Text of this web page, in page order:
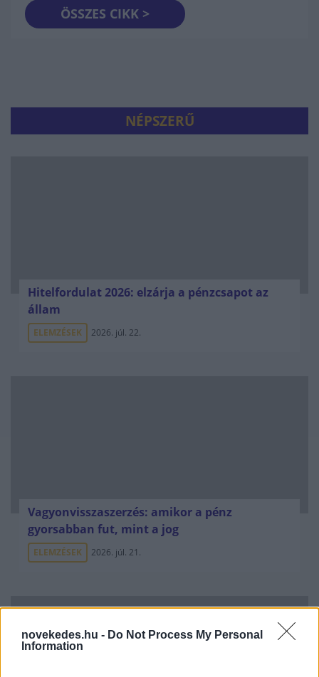
novekedes.hu - Do Not Process My Personal
Information
ÖSSZES CIKK >
NÉPSZERŰ
Hitelfordulat 2026: elzárja a pénzcsapot az
állam
ELEMZÉSEK 2026. júl. 22.
Vagyonvisszaszerzés: amikor a pénz
gyorsabban fut, mint a jog
ELEMZÉSEK 2026. júl. 21.